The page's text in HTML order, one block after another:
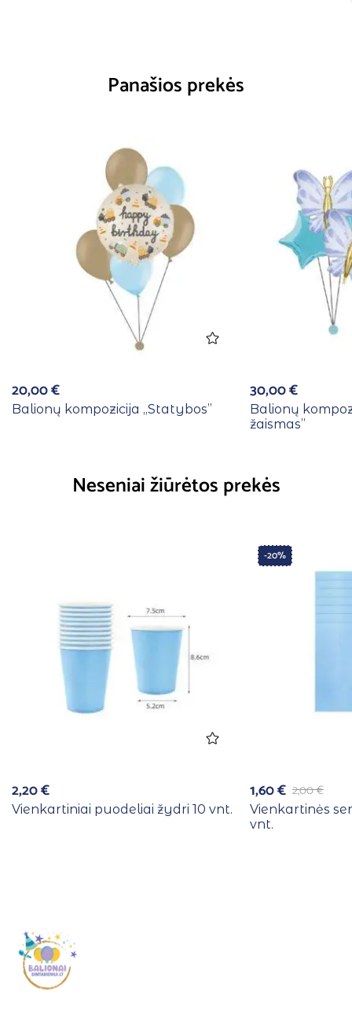
Panašios prekės
20,00€
Balionų kompozicija ,,Statybos”
30,00€
Balionų
žaismas”
Neseniai žiūrėtos prekės
2,20€
Vienkartiniai puodeliai žydri 10 vnt.
-20%
2,00€
1,60€
Vienkartinės
vnt.